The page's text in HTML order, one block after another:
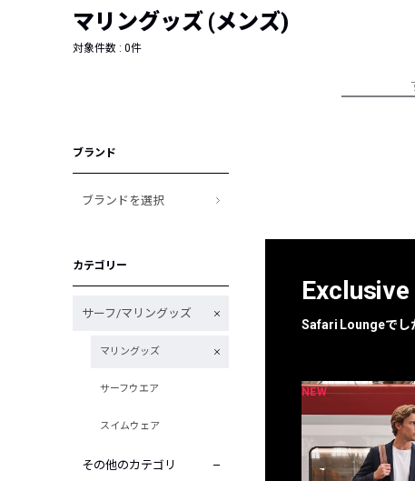
新着アイテム
編集部のおすすめアイテム
マリングッズ (メンズ)
対象件数 : 0件
ブランド
ブランドを選択
カテゴリー
サーフ/マリングッズ
マリングッズ
サーフウエア
スイムウェア
その他のカテゴリ
Safari Loungeでし
NEW